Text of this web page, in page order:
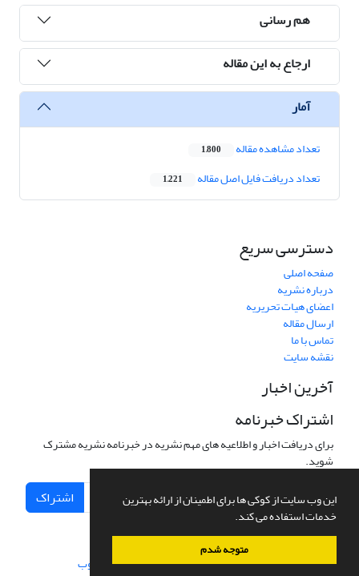
این وب سایت از کوکی ها برای اطمینان از ارائه بهترین
خدمات استفاده می کند.
متوجه شدم
هم رسانی
ارجاع به این مقاله
آمار
تعداد مشاهده مقاله 1,800
تعداد دریافت فایل اصل مقاله 1,221
دسترسی سریع
صفحه اصلی
درباره نشریه
اعضای هیات تحریریه
ارسال مقاله
تماس با ما
نقشه سایت
آخرین اخبار
اشتراک خبرنامه
برای دریافت اخبار و اطلاعیه های مهم نشریه در خبرنامه نشریه مشترک
شوید.
اشتراک
سامانه مدیریت نشریات علمی.طراحی و پیاده سازی از سیناوب